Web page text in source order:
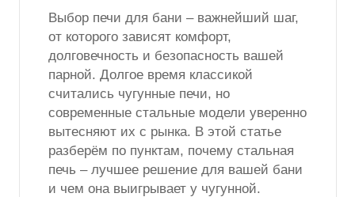
Выбор печи для бани – важнейший шаг,
от которого зависят комфорт,
долговечность и безопасность вашей
парной. Долгое время классикой
считались чугунные печи, но
современные стальные модели уверенно
вытесняют их с рынка. В этой статье
разберём по пунктам, почему стальная
печь – лучшее решение для вашей бани
и чем она выигрывает у чугунной.